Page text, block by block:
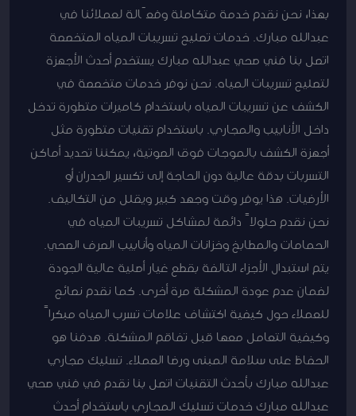
بهذا، نحن نقدم خدمة متكاملة وفعّالة لعملائنا في
عبدالله مبارك. خدمات تصليح تسريبات المياه المتخصصة
اتصل بنا فني صحي عبدالله مبارك يستخدم أحدث الأجهزة
لتصليح تسريبات المياه. نحن نوفر خدمات متخصصة في
الكشف عن تسريبات المياه باستخدام كاميرات متطورة تدخل
داخل الأنابيب والمجاري. باستخدام تقنيات متطورة مثل
أجهزة الكشف بالموجات فوق الصوتية، يمكننا تحديد أماكن
التسربات بدقة عالية دون الحاجة إلى تكسير الجدران أو
الأرضيات. هذا يوفر وقت وجهد كبير ويقلل من التكاليف.
نحن نقدم حلولاً دائمة لمشاكل تسريبات المياه في
الحمامات والمطابخ وخزانات المياه وأنابيب الصرف الصحي.
يتم استبدال الأجزاء التالفة بقطع غيار أصلية عالية الجودة
لضمان عدم عودة المشكلة مرة أخرى. كما نقدم نصائح
للعملاء حول كيفية اكتشاف علامات تسرب المياه مبكراً
وكيفية التعامل معها قبل تفاقم المشكلة. هدفنا هو
الحفاظ على سلامة المبنى ورضا العملاء. تسليك مجاري
عبدالله مبارك بأحدث التقنيات اتصل بنا نقدم في فني صحي
عبدالله مبارك خدمات تسليك المجاري باستخدام أحدث